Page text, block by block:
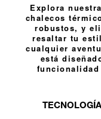
Explora
chalecos
robustos, y
resaltar tu
cualquier
está